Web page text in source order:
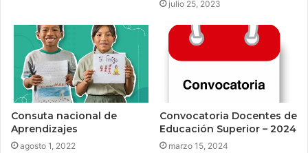
julio 25, 2023
Consuta nacional de
Aprendizajes
agosto 1, 2022
Convocatoria Docentes de
Educación Superior – 2024
marzo 15, 2024